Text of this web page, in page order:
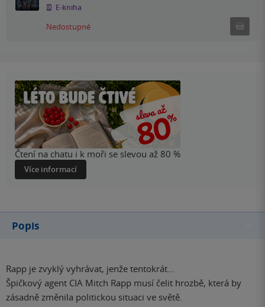
E-kniha
Nedostupné
Čtení na chatu i k moři se slevou až 80 %
Více informací
Popis
Rapp je zvyklý vyhrávat, jenže tentokrát…
Špičkový agent CIA Mitch Rapp musí čelit hrozbě, která by
zásadně změnila politickou situaci ve světě.